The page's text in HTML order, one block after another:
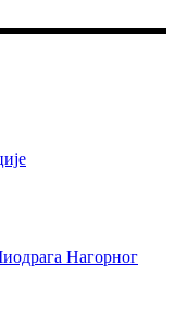
Нагорног